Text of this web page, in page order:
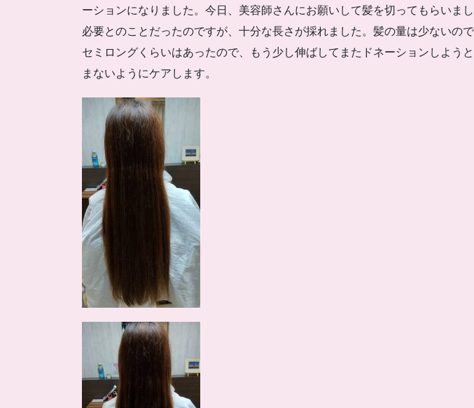
ーションになりました。今日、美容師さんにお願いして髪を切ってもらいま
必要とのことだったのですが、十分な長さが採れました。髪の量は少ないの
セミロングくらいはあったので、もう少し伸ばしてまたドネーションしよう
まないようにケアします。